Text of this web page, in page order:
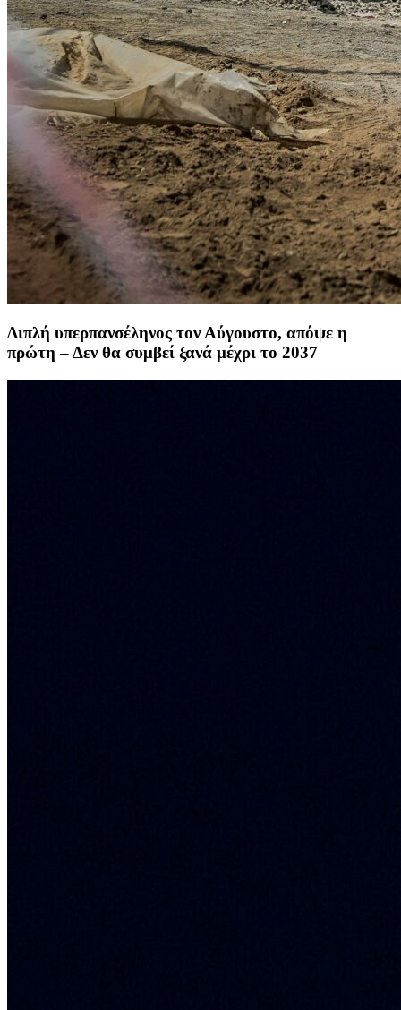
Διπλή υπερπανσέληνος τον Αύγουστο, απόψε η
πρώτη – Δεν θα συμβεί ξανά μέχρι το 2037